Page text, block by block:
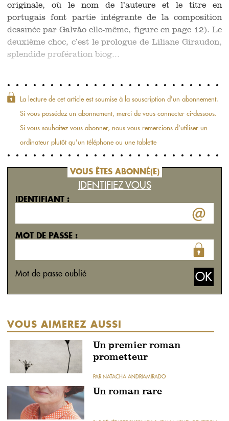
originale, où le nom de l’auteure et le titre en
portugais font partie intégrante de la composition
dessinée par Galvão elle-même, figure en page 12). Le
deuxième choc, c’est le prologue de Liliane Giraudon,
splendide profération biog...
La lecture de cet article est soumise à la souscription d'un abonnement.
Si vous possédez un abonnement, merci de vous connecter ci-dessous.
Si vous souhaitez vous abonner, nous vous remercions d'utiliser un
ordinateur plutôt qu'un téléphone ou une tablette
VOUS ÊTES ABONNÉ(E)
IDENTIFIEZ VOUS
IDENTIFIANT :
MOT DE PASSE :
Mot de passe oublié
VOUS AIMEREZ AUSSI
Un premier roman
prometteur
PAR NATACHA ANDRIAMIRADO
Un roman rare